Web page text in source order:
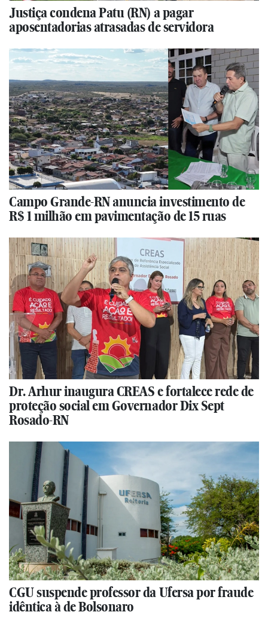
Justiça condena Patu (RN) a pagar
aposentadorias atrasadas de servidora
Campo Grande-RN anuncia investimento de
R$ 1 milhão em pavimentação de 15 ruas
Dr. Arhur inaugura CREAS e fortalece rede de
proteção social em Governador Dix Sept
Rosado-RN
CGU suspende professor da Ufersa por fraude
idêntica à de Bolsonaro